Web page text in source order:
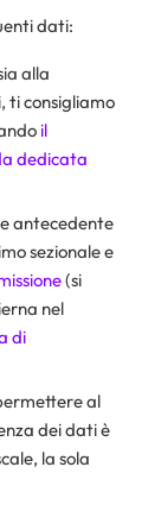
dati:
alla
ti consigliamo
il
dedicata
antecedente
sezionale e
(si
nel
di
al
dei dati è
la sola